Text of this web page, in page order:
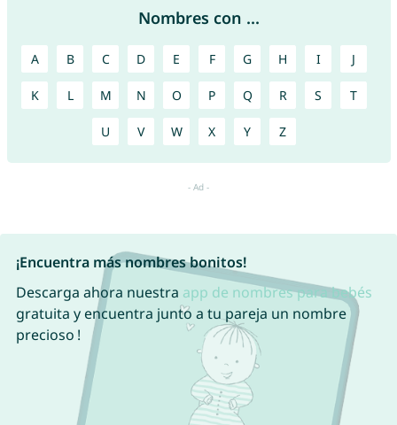
Nombres con ...
A B C D E F G H I J
K L M N O P Q R S T
U V W X Y Z
¡Encuentra más nombres bonitos!
Descarga ahora nuestra app de nombres para bebés
gratuita y encuentra junto a tu pareja un nombre
precioso !